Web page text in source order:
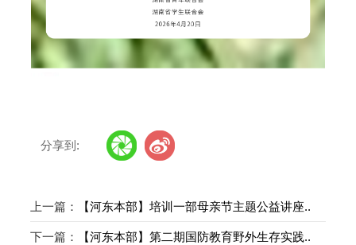
分享到:
上一篇： 【河东本部】培训一部母亲节主题公益讲座..
下一篇： 【河东本部】第二期国防教育野外生存实践..